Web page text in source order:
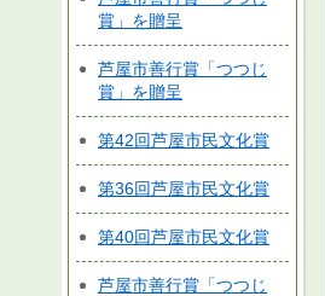
賞」を贈呈
芦屋市善行賞「つつじ
賞」を贈呈
第42回芦屋市民文化賞
第36回芦屋市民文化賞
第40回芦屋市民文化賞
芦屋市善行賞「つつじ